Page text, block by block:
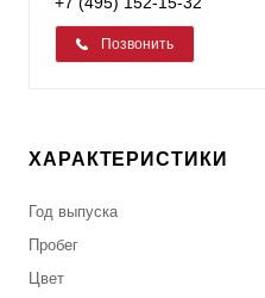
Позвонить
ХАРАКТЕРИСТИКИ
Год выпуска
Пробег
Цвет